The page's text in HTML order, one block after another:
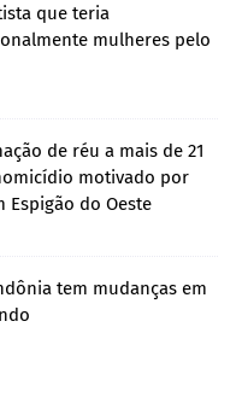
que teria
mulheres pelo
de réu a mais de 21
motivado por
Espigão do Oeste
tem mudanças em